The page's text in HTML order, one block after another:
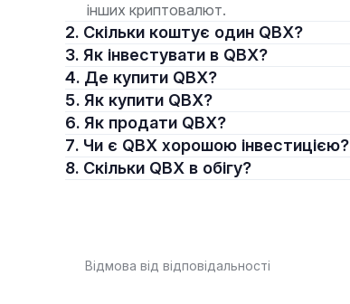
інших криптовалют.
2. Скільки коштує один QBX?
3. Як інвестувати в QBX?
4. Де купити QBX?
5. Як купити QBX?
6. Як продати QBX?
7. Чи є QBX хорошою інвестицією?
8. Скільки QBX в обігу?
Відмова від відповідальності